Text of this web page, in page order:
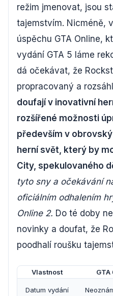
režim jmenovat, jsou
tajemstvím. Nicméně,
úspěchu GTA Online,
vydání GTA 5 láme
dá očekávat, že
propracovaný a
doufají v inovativní
rozšířené možnosti
především v
herní svět, který by
City, spekulovaného
tyto sny a očekávání
oficiálním odhalením
Online 2. Do té doby
novinky a doufat, že
poodhalí roušku
Vlastnost GTA
Datum vydání